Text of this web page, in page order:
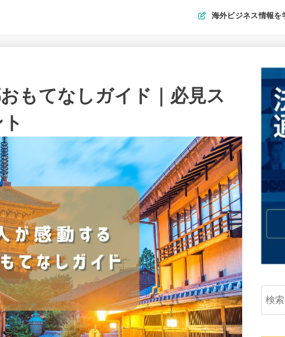
海外ビジネス情報を
もてなしガイド｜必見ス